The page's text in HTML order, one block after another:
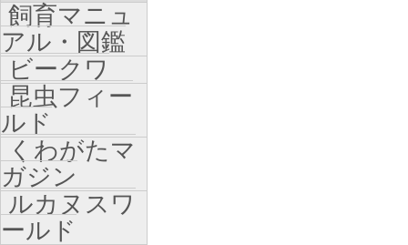
飼育マニュ
アル・図鑑
ビークワ
昆虫フィー
ルド
くわがたマ
ガジン
ルカヌスワ
ールド